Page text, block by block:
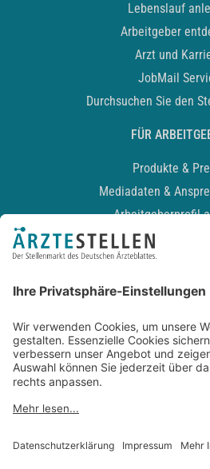
Lebenslauf
Arbeitgeber
Arzt und
JobMail
Durchsuchen Sie den
FÜR
Produkte &
Mediadaten &
Arbeitgeberprofil
Recruiting-
Kontakt
Datenschutz
Newsletter